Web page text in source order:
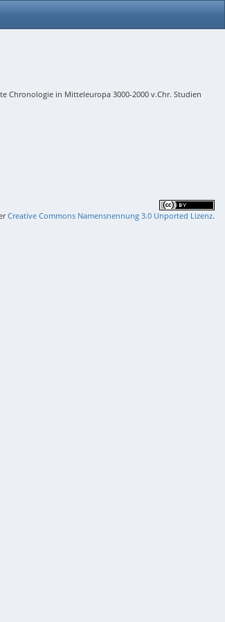
Chronologie in Mitteleuropa 3000-2000 v.Chr. Studien
Creative Commons Namensnennung 3.0 Unported Lizenz.